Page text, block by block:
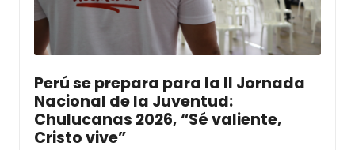
Perú se prepara para la II Jornada
Nacional de la Juventud:
Chulucanas 2026, “Sé valiente,
Cristo vive”